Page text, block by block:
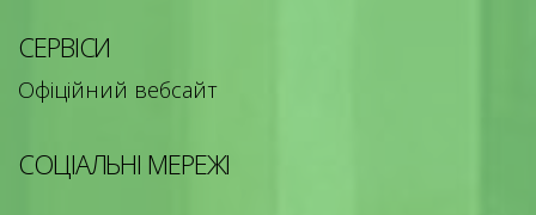
СЕРВІСИ
Офіційний вебсайт
СОЦІАЛЬНІ МЕРЕЖІ